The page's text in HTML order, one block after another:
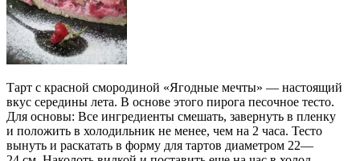
Тарт с красной смородиной «Ягодные мечты» — настоящий
вкус середины лета. В основе этого пирога песочное тесто.
Для основы: Все ингредиенты смешать, завернуть в пленку
и положить в холодильник не менее, чем на 2 часа. Тесто
вынуть и раскатать в форму для тартов диаметром 22—